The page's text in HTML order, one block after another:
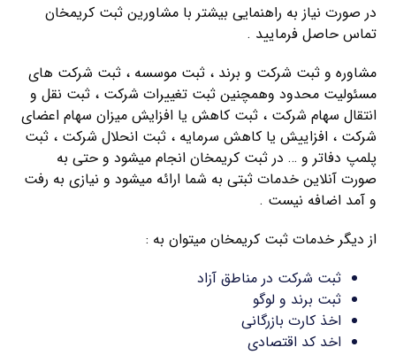
در صورت نیاز به راهنمایی بیشتر با مشاورین ثبت کریمخان
تماس حاصل فرمایید .
مشاوره و ثبت شرکت و برند ، ثبت موسسه ، ثبت شرکت های
مسئولیت محدود وهمچنین ثبت تغییرات شرکت ، ثبت نقل و
انتقال سهام شرکت ، ثبت کاهش یا افزایش میزان سهام اعضای
شرکت ، افزاییش یا کاهش سرمایه ، ثبت انحلال شرکت ، ثبت
پلمپ دفاتر و … در ثبت کریمخان انجام میشود و حتی به
صورت آنلاین خدمات ثبتی به شما ارائه میشود و نیازی به رفت
و آمد اضافه نیست .
از دیگر خدمات ثبت کریمخان میتوان به :
ثبت شرکت در مناطق آزاد
ثبت برند و لوگو
اخذ کارت بازرگانی
اخد کد اقتصادی